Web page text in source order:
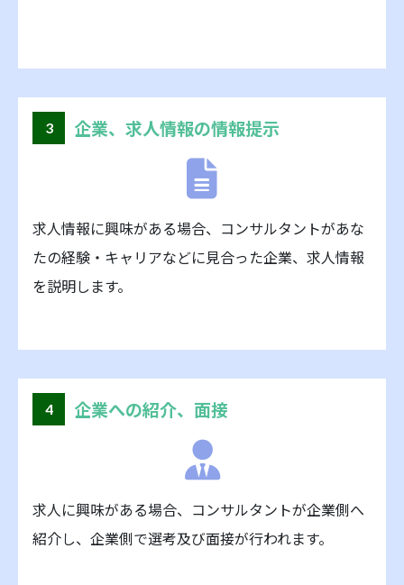
3 企業、求人情報の情報提示
求人情報に興味がある場合、コンサルタントがあな
たの経験・キャリアなどに見合った企業、求人情報
を説明します。
4 企業への紹介、面接
求人に興味がある場合、コンサルタントが企業側へ
紹介し、企業側で選考及び面接が行われます。